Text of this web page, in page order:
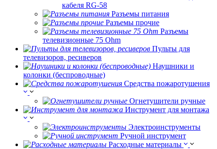
кабеля RG-58
Разъемы питания
Разъемы прочие
Разъемы
телевизионные 75 Ohm
Пульты для
телевизоров, ресиверов
Наушники и
колонки (беспроводные)
Средства пожаротушения
Огнетушители ручные
Инструмент для монтажа
Электроинструменты
Ручной инструмент
Расходные материалы